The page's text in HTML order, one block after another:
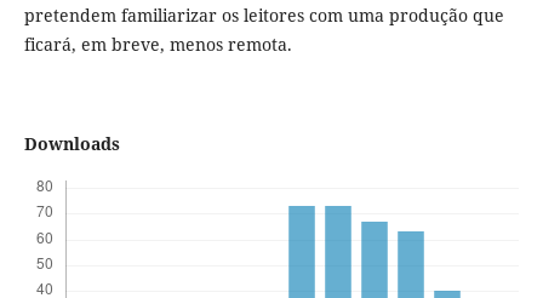
pretendem familiarizar os leitores com uma produção que
ficará, em breve, menos remota.
Downloads